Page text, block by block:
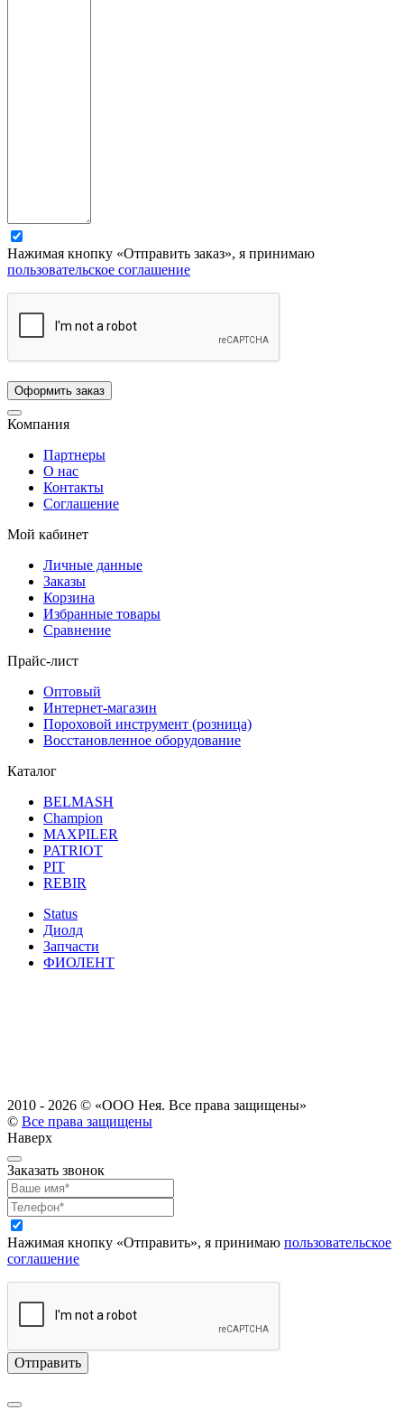
Нажимая кнопку «Отправить заказ», я принимаю
пользовательское соглашение
Компания
Партнеры
О нас
Контакты
Соглашение
Мой кабинет
Личные данные
Заказы
Корзина
Избранные товары
Сравнение
Прайс-лист
Оптовый
Интернет-магазин
Пороховой инструмент (розница)
Восстановленное оборудование
Каталог
BELMASH
Champion
MAXPILER
PATRIOT
PIT
REBIR
Status
Диолд
Запчасти
ФИОЛЕНТ
2010 - 2026 © «ООО Нея. Все права защищены»
© Все права защищены
Наверх
Заказать звонок
Нажимая кнопку «Отправить», я принимаю пользовательское
соглашение